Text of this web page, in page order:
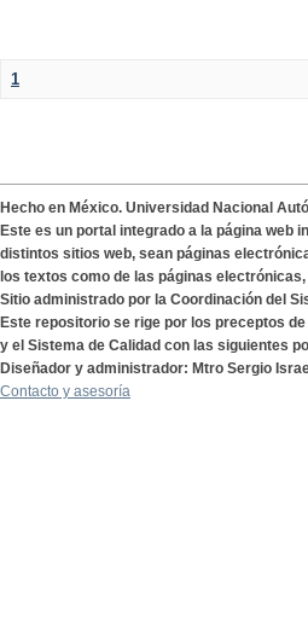
1
Hecho en México. Universidad Nacional
Este es un portal integrado a la página web
distintos sitios web, sean páginas
los textos como de las páginas
Sitio administrado por la Coordinación del
Este repositorio se rige por los preceptos
y el Sistema de Calidad con las siguientes
Diseñador y administrador: Mtro Sergio
Contacto y asesoría